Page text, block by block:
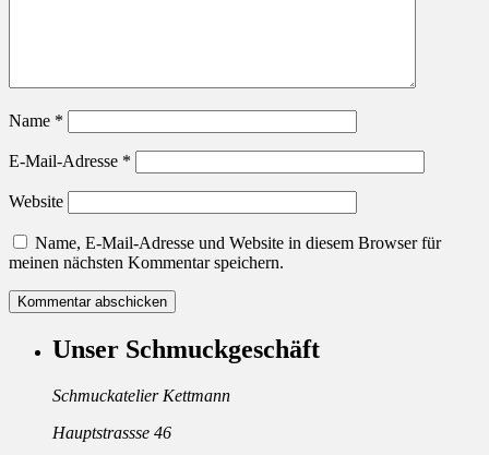
Name *
E-Mail-Adresse *
Website
Name, E-Mail-Adresse und Website in diesem Browser für
meinen nächsten Kommentar speichern.
Unser Schmuckgeschäft
Schmuckatelier Kettmann
Hauptstrassse 46